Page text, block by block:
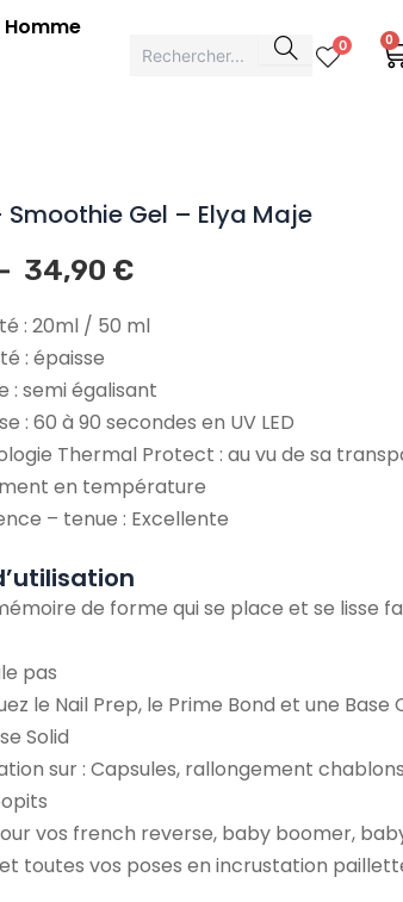
Homme
0 0
Smoothie Gel – Elya Maje
34,90 €
prix :
à
34,90 €
: 20ml / 50 ml
: épaisse
: semi égalisant
: 60 à 90 secondes en UV LED
Thermal Protect : au vu de sa
en température
– tenue : Excellente
de forme qui se place et se lisse
pas
le Nail Prep, le Prime Bond et une Base
Solid
sur : Capsules, rallongement
vos french reverse, baby boomer,
toutes vos poses en incrustation